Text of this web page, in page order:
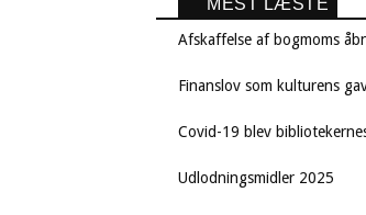
MEST LÆSTE
Afskaffelse af bogmoms
Finanslov som kulturens
Covid-19 blev
Udlodningsmidler 2025